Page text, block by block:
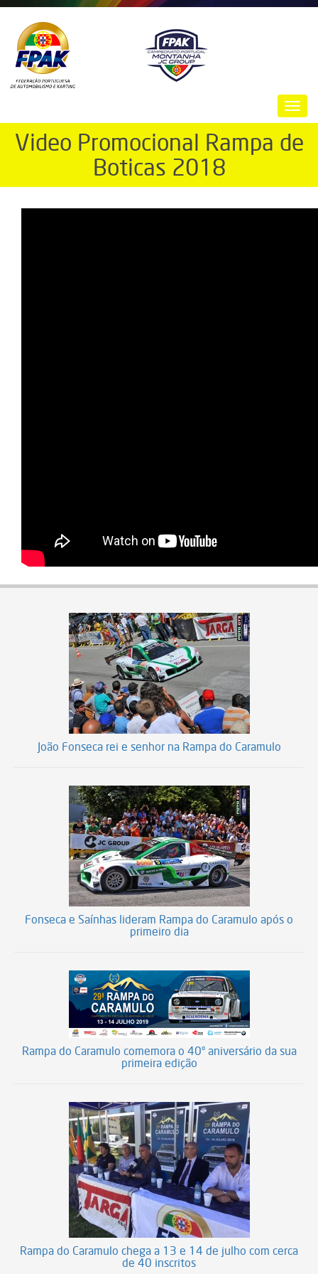
conteúdo
principal
Video Promocional Rampa de
Boticas 2018
João Fonseca rei e senhor na Rampa do Caramulo
Fonseca e Saínhas lideram Rampa do Caramulo após o
primeiro dia
Rampa do Caramulo comemora o 40º aniversário da sua
primeira edição
Rampa do Caramulo chega a 13 e 14 de julho com cerca
de 40 inscritos